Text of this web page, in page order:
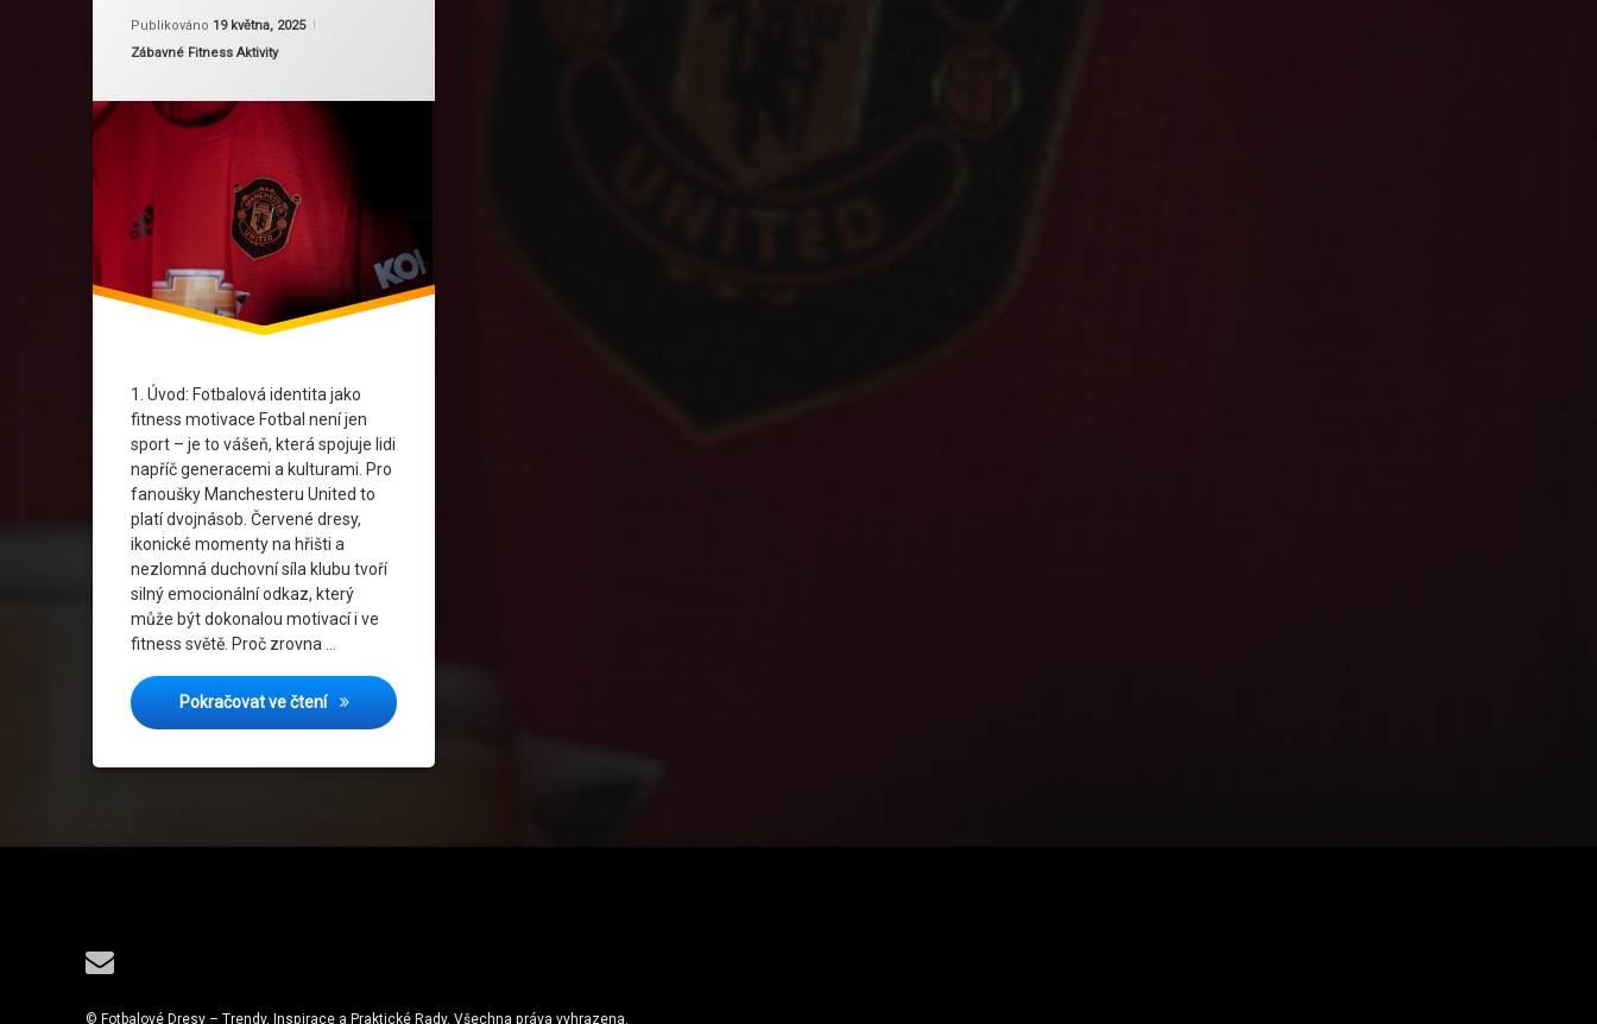
Publikováno 19 května, 2025
Kategorie:
Zábavné Fitness Aktivity
1. Úvod: Fotbalová identita jako
fitness motivace Fotbal není jen
sport – je to vášeň, která spojuje lidi
napříč generacemi a kulturami. Pro
fanoušky Manchesteru United to
platí dvojnásob. Červené dresy,
ikonické momenty na hřišti a
nezlomná duchovní síla klubu tvoří
silný emocionální odkaz, který
může být dokonalou motivací i ve
fitness světě. Proč zrovna …
Pokračovat ve čteníFitness meetupy s United twistem: Když vášeň pro fotbal potkává zdravý životní styl
HIITs United
Manchester United Cesko
Red Devils Challenge
Sila A Cervená
United Fitness CZ
E-mail
© Fotbalové Dresy – Trendy, Inspirace a Praktické Rady. Všechna práva vyhrazena.